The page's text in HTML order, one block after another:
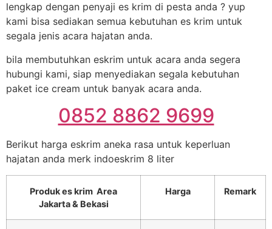
lengkap dengan penyaji es krim di pesta anda ? yup
kami bisa sediakan semua kebutuhan es krim untuk
segala jenis acara hajatan anda.
bila membutuhkan eskrim untuk acara anda segera
hubungi kami, siap menyediakan segala kebutuhan
paket ice cream untuk banyak acara anda.
0852 8862 9699
Berikut harga eskrim aneka rasa untuk keperluan
hajatan anda merk indoeskrim 8 liter
Produk es krim Area
Jakarta & Bekasi
Harga Remark